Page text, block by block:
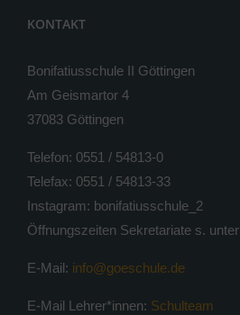
KONTAKT
Bonifatiusschule II Göttingen
Am Geismartor 4
37083 Göttingen
Telefon: 0551 / 54813-0
Telefax: 0551 / 54813-33
Instagram: bonifatiusschule_2
Öffnungszeiten Sekretariate s. unter
E-Mail: info@goeschule.de
E-Mail Lehrer*innen: Schulteam